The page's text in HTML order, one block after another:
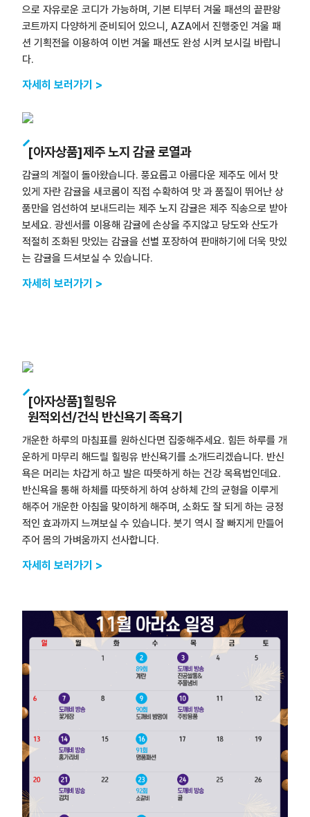
으로 자유로운 코디가 가능하며, 기본 티부터 겨울 패션의 끝판왕
코트까지 다양하게 준비되어 있으니, AZA에서 진행중인 겨울 패
션 기획전을 이용하여 이번 겨울 패션도 완성 시켜 보시길 바랍니
다.
자세히 보러가기 >
[아자상품]제주 노지 감귤 로열과
감귤의 계절이 돌아왔습니다. 풍요롭고 아름다운 제주도 에서 맛
있게 자란 감귤을 새코롬이 직접 수확하여 맛 과 품질이 뛰어난 상
품만을 엄선하여 보내드리는 제주 노지 감귤은 제주 직송으로 받아
보세요. 광센서를 이용해 감귤에 손상을 주지않고 당도와 산도가
적절히 조화된 맛있는 감귤을 선별 포장하여 판매하기에 더욱 맛있
는 감귤을 드셔보실 수 있습니다.
자세히 보러가기 >
[아자상품]힐링유
원적외선/건식 반신욕기 족욕기
개운한 하루의 마침표를 원하신다면 집중해주세요. 힘든 하루를 개
운하게 마무리 해드릴 힐링유 반신욕기를 소개드리겠습니다. 반신
욕은 머리는 차갑게 하고 발은 따뜻하게 하는 건강 목욕법인데요.
반신욕을 통해 하체를 따뜻하게 하여 상하체 간의 균형을 이루게
해주어 개운한 아침을 맞이하게 해주며, 소화도 잘 되게 하는 긍정
적인 효과까지 느껴보실 수 있습니다. 붓기 역시 잘 빠지게 만들어
주어 몸의 가벼움까지 선사합니다.
자세히 보러가기 >